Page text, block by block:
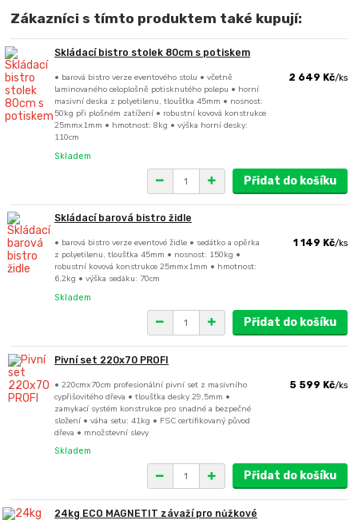
Zákazníci s tímto produktem také kupují:
Skládací bistro stolek 80cm s potiskem
• barová bistro verze eventového stolu • včetně
laminovaného celoplošně potisknutého polepu • horní
masivní deska z polyetilenu, tloušťka 45mm • nosnost:
50kg při plošném zatížení • robustní kovová konstrukce
25mmx1mm • hmotnost: 8kg • výška horní desky:
110cm
2 649 Kč/ks
Skladem
Přidat do košíku
Skládací barová bistro židle
• barová bistro verze eventové židle • sedátko a opěrka
z polyetilenu, tloušťka 45mm • nosnost: 150kg •
robustní kovová konstrukce 25mmx1mm • hmotnost:
6,2kg • výška sedáku: 70cm
1 149 Kč/ks
Skladem
Přidat do košíku
Pivní set 220x70 PROFI
• 220cmx70cm profesionální pivní set z masivního
cypřišovitého dřeva • tloušťka desky 29,5mm •
zamykací systém konstrukce pro snadné a bezpečné
složení • váha setu: 41kg • FSC certifikovaný původ
dřeva • množstevní slevy
5 599 Kč/ks
Skladem
Přidat do košíku
24kg ECO MAGNETIT závaží pro nůžkové